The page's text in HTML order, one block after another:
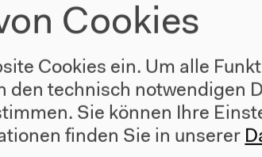
Besuch
Anfahrt
Webshop
Cookies
Cookies ein. Um alle
den technisch notwendigen
Sie können Ihre
finden Sie in unserer